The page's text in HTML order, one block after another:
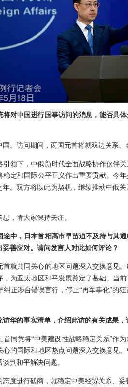
对中国进行国事访问的消息，能否具
。访问期间，两国元首将就双边关系
领下，中俄新时代全面战略协作伙伴
定和国际公平正义作出重要贡献。今
年。双方将以此为契机，继续推动中俄
，请大家保持关注。
中，日本首相高市早苗迫不及待与其
善应对。请问发言人对此如何评论？
就共同关心的地区问题深入交换意见
为亚太地区和平发展奠定了基础。当
正涉台错误言行，停止“再军事化”的
华的事实清单，介绍此访的有关成果，
同意将“中美建设性战略稳定关系”作
的国际和地区热点问题深入交换意见
判和平解决问题。
度进行磋商，就稳定中美经贸关系、